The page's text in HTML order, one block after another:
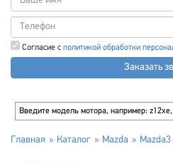
Согласие с политикой обработки
Заказать
Главная Каталог Mazda Mazda3